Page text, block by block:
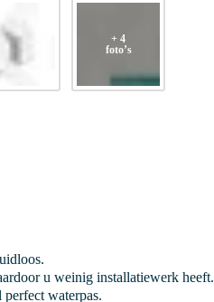
+ 4
foto’s
u weinig installatiewerk heeft.
waterpas.